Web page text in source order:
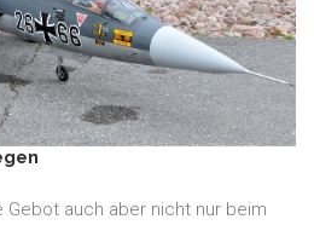
auch aber nicht nur beim